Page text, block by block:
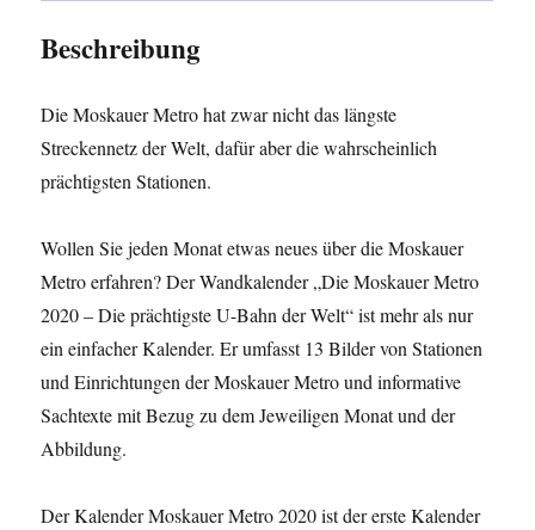
doppelseitig)
Beschreibung
Die Moskauer Metro hat zwar nicht das längste
Streckennetz der Welt, dafür aber die wahrscheinlich
prächtigsten Stationen.
Wollen Sie jeden Monat etwas neues über die Moskauer
Metro erfahren? Der Wandkalender „Die Moskauer Metro
2020 – Die prächtigste U-Bahn der Welt“ ist mehr als nur
ein einfacher Kalender. Er umfasst 13 Bilder von Stationen
und Einrichtungen der Moskauer Metro und informative
Sachtexte mit Bezug zu dem Jeweiligen Monat und der
Abbildung.
Der Kalender Moskauer Metro 2020 ist der erste Kalender